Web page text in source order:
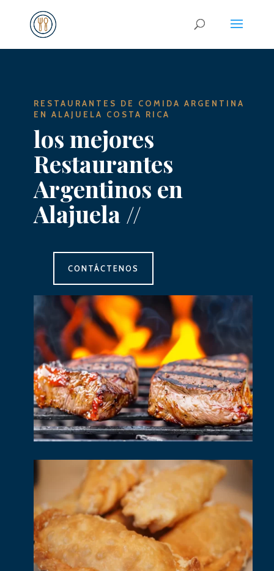
RESTAURANTES DE COMIDA ARGENTINA
EN ALAJUELA COSTA RICA
los mejores
Restaurantes
Argentinos en
Alajuela //
CONTÁCTENOS